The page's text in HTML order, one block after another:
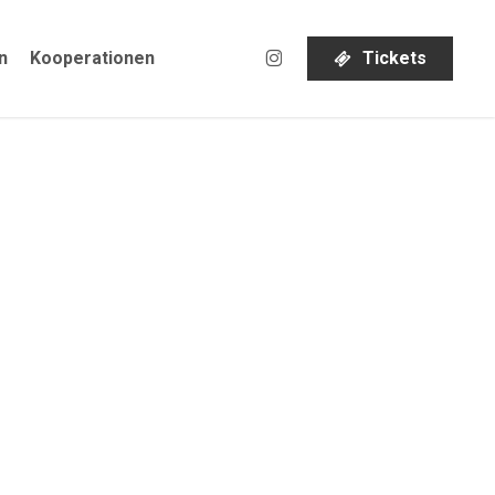
Kooperationen instagram Tickets